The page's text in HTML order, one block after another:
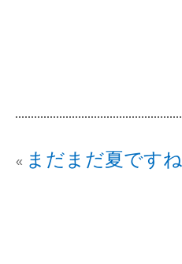
« まだまだ夏ですね